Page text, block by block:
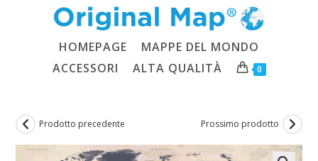
HOMEPAGE
MAPPE DEL MONDO
ACCESSORI
ALTA QUALITÀ 0
Prodotto precedente Prossimo prodotto